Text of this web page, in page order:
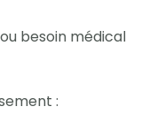
besoin médical
: